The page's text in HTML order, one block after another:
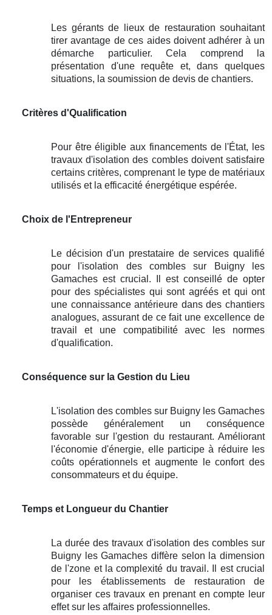
Les gérants de lieux de restauration souhaitant
tirer avantage de ces aides doivent adhérer à un
démarche particulier. Cela comprend la
présentation d'une requête et, dans quelques
situations, la soumission de devis de chantiers.
Critères d'Qualification
Pour être éligible aux financements de l'État, les
travaux d'isolation des combles doivent satisfaire
certains critères, comprenant le type de matériaux
utilisés et la efficacité énergétique espérée.
Choix de l'Entrepreneur
Le décision d'un prestataire de services qualifié
pour l'isolation des combles sur Buigny les
Gamaches est crucial. Il est conseillé de opter
pour des spécialistes qui sont agréés et qui ont
une connaissance antérieure dans des chantiers
analogues, assurant de ce fait une excellence de
travail et une compatibilité avec les normes
d'qualification.
Conséquence sur la Gestion du Lieu
L'isolation des combles sur Buigny les Gamaches
possède généralement un conséquence
favorable sur l'gestion du restaurant. Améliorant
l'économie d'énergie, elle participe à réduire les
coûts opérationnels et augmente le confort des
consommateurs et du équipe.
Temps et Longueur du Chantier
La durée des travaux d'isolation des combles sur
Buigny les Gamaches diffère selon la dimension
de l'zone et la complexité du travail. Il est crucial
pour les établissements de restauration de
organiser ces travaux en prenant en compte leur
effet sur les affaires professionnelles.